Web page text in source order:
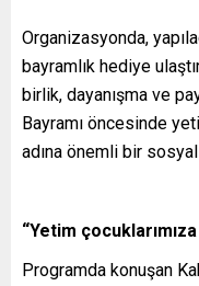
Organizasyonda,
bayramlık hediye
birlik, dayanışma ve
Bayramı öncesinde
adına önemli bir
“Yetim
Programda konuşan